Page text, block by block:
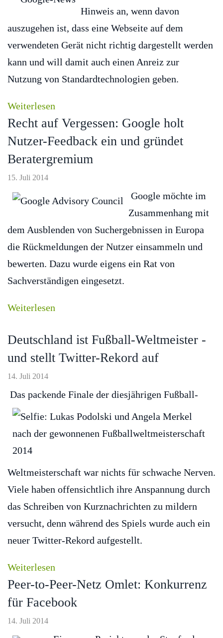
Hinweis an, wenn davon
auszugehen ist, dass eine Webseite auf dem
verwendeten Gerät nicht richtig dargestellt werden
kann und will damit auch einen Anreiz zur
Nutzung von Standardtechnologien geben.
Weiterlesen
Recht auf Vergessen: Google holt
Nutzer-Feedback ein und gründet
Beratergremium
15. Juli 2014
Google möchte im
Zusammenhang mit
dem Ausblenden von Suchergebnissen in Europa
die Rückmeldungen der Nutzer einsammeln und
bewerten. Dazu wurde eigens ein Rat von
Sachverständigen eingesetzt.
Weiterlesen
Deutschland ist Fußball-Weltmeister -
und stellt Twitter-Rekord auf
14. Juli 2014
Das packende Finale der diesjährigen Fußball-
Weltmeisterschaft war nichts für schwache Nerven.
Viele haben offensichtlich ihre Anspannung durch
das Schreiben von Kurznachrichten zu mildern
versucht, denn während des Spiels wurde auch ein
neuer Twitter-Rekord aufgestellt.
Weiterlesen
Peer-to-Peer-Netz Omlet: Konkurrenz
für Facebook
14. Juli 2014